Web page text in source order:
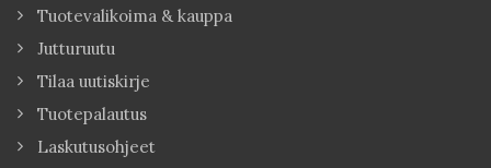
Tuotevalikoima & kauppa
Jutturuutu
Tilaa uutiskirje
Tuotepalautus
Laskutusohjeet